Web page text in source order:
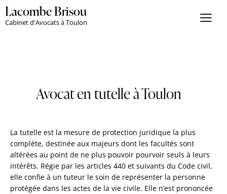
Lacombe Brisou
Cabinet d'Avocats à Toulon
Avocat en tutelle à Toulon
La tutelle est la mesure de protection juridique la plus
complète, destinée aux majeurs dont les facultés sont
altérées au point de ne plus pouvoir pourvoir seuls à leurs
intérêts. Régie par les articles 440 et suivants du Code civil,
elle confie à un tuteur le soin de représenter la personne
protégée dans les actes de la vie civile. Elle n’est prononcée